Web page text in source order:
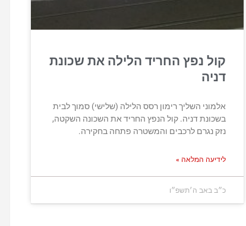
קול נפץ החריד הלילה את שכונת
דניה
אלמוני השליך רימון רסס הלילה (שלישי) סמוך לבית
בשכונת דניה. קול הנפץ החריד את השכונה השקטה,
נזק נגרם לרכבים והמשטרה פתחה בחקירה.
לידיעה המלאה »
כ״ב באב ה׳תשפ״ו